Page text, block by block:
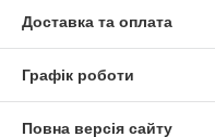
Доставка та оплата
Графік роботи
Повна версія сайту